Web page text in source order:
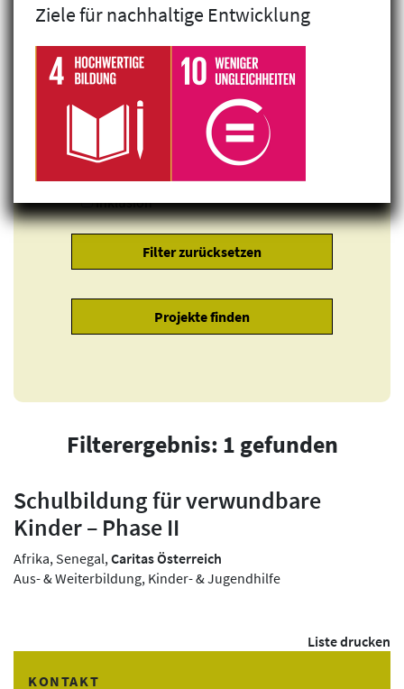
Klimagerechtigkeit
Inklusion
Filterergebnis: 1 gefunden
Schulbildung für verwundbare
Kinder – Phase II
Afrika, Senegal, Caritas Österreich
Aus- & Weiterbildung, Kinder- & Jugendhilfe
Liste drucken
KONTAKT
Ziele für nachhaltige Entwicklung